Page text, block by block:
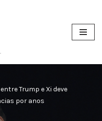
Trump e Xi deve
por anos